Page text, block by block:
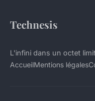
Technesis
L'infini dans un octet
AccueilMentions légales